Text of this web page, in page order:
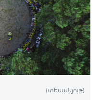
(տեսանյութ)